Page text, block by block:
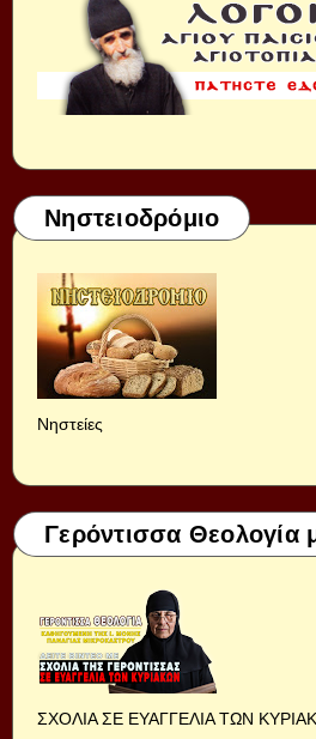
Νηστειοδρόμιο
Νηστείες
Γερόντισσα Θεολογία
ΣΧΟΛΙΑ ΣΕ ΕΥΑΓΓΕΛΙΑ ΤΩΝ